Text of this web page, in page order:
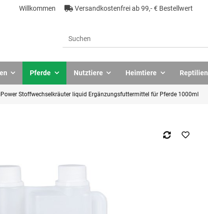
Willkommen Versandkostenfrei ab 99,- € Bestellwert
Pferde Nutztiere Heimtiere Reptilien
Stoffwechselkräuter liquid Ergänzungsfuttermittel für Pferde 1000ml